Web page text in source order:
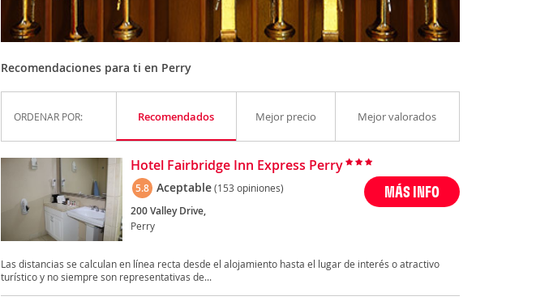
Recomendaciones para ti en Perry
ORDENAR POR: Recomendados Mejor precio Mejor valorados
Hotel Fairbridge Inn Express Perry
5.8 Aceptable(153 opiniones)
200 Valley Drive,
Perry
MÁS INFO
Las distancias se calculan en línea recta desde el alojamiento hasta el lugar de interés o atractivo
turístico y no siempre son representativas de...